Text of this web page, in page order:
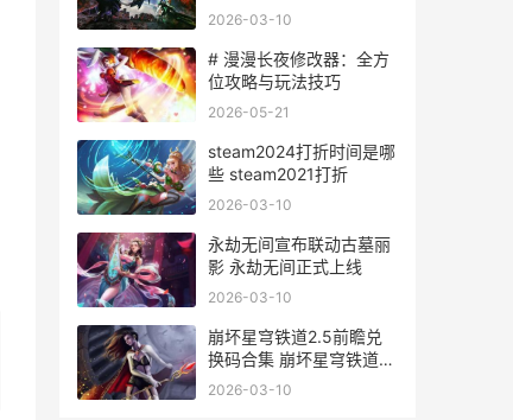
么星座的人
2026-03-10
# 漫漫长夜修改器：全方
位攻略与玩法技巧
2026-05-21
steam2024打折时间是哪
些 steam2021打折
2026-03-10
永劫无间宣布联动古墓丽
影 永劫无间正式上线
2026-03-10
崩坏星穹铁道2.5前瞻兑
换码合集 崩坏星穹铁道
25年流水
2026-03-10